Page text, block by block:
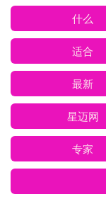
什么
适合
最新
星迈网
专家